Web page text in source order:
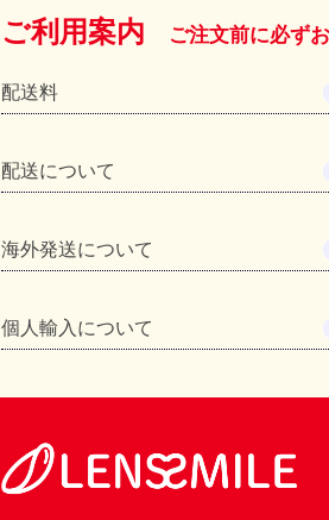
ご利用案内 ご注文前に必ず
配送料
配送について
海外発送について
個人輸入について